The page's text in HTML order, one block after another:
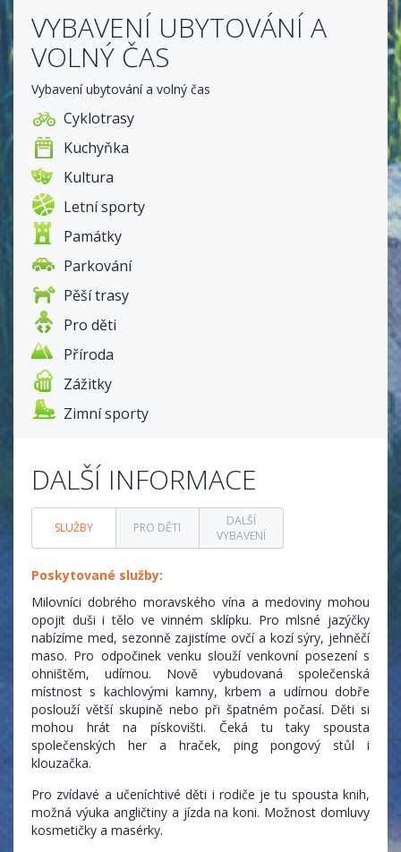
VYBAVENÍ UBYTOVÁNÍ A
VOLNÝ ČAS
Vybavení ubytování a volný čas
Cyklotrasy
Kuchyňka
Kultura
Letní sporty
Památky
Parkování
Pěší trasy
Pro děti
Příroda
Zážitky
Zimní sporty
DALŠÍ INFORMACE
SLUŽBY PRO DĚTI
DALŠÍ
VYBAVENÍ
Poskytované služby:
Milovníci dobrého moravského vína a medoviny mohou
opojit duši i tělo ve vinném sklípku. Pro mlsné jazýčky
nabízíme med, sezonně zajistíme ovčí a kozí sýry, jehněčí
maso. Pro odpočinek venku slouží venkovní posezení s
ohništěm, udírnou. Nově vybudovaná společenská
místnost s kachlovými kamny, krbem a udírnou dobře
poslouží větší skupině nebo při špatném počasí. Děti si
mohou hrát na pískovišti. Čeká tu taky spousta
společenských her a hraček, ping pongový stůl i
klouzačka.
Pro zvídavé a učeníchtivé děti i rodiče je tu spousta knih,
možná výuka angličtiny a jízda na koni. Možnost domluvy
kosmetičky a masérky.